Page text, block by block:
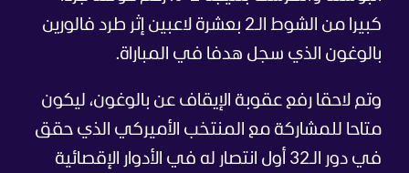
كبيرا من الشوط الـ2 بعشرة لاعبين إثر طرد فالورين
بالوغون الذي سجل هدفا في المباراة.
وتم لاحقا رفع عقوبة الإيقاف عن بالوغون، ليكون
متاحا للمشاركة مع المنتخب الأميركي الذي حقق
في دور الـ32 أول انتصار له في الأدوار الإقصائية